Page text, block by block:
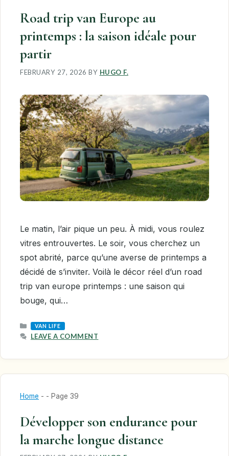
Road trip van Europe au
printemps : la saison idéale pour
partir
FEBRUARY 27, 2026 BY HUGO F.
Le matin, l’air pique un peu. À midi, vous roulez
vitres entrouvertes. Le soir, vous cherchez un
spot abrité, parce qu’une averse de printemps a
décidé de s’inviter. Voilà le décor réel d’un road
trip van europe printemps : une saison qui
bouge, qui…
CATEGORIES
VAN LIFE
LEAVE A COMMENT
Home - - Page 39
Développer son endurance pour
la marche longue distance